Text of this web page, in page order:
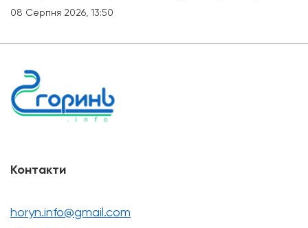
08 Серпня 2026, 13:50
Контакти
horyn.info@gmail.com